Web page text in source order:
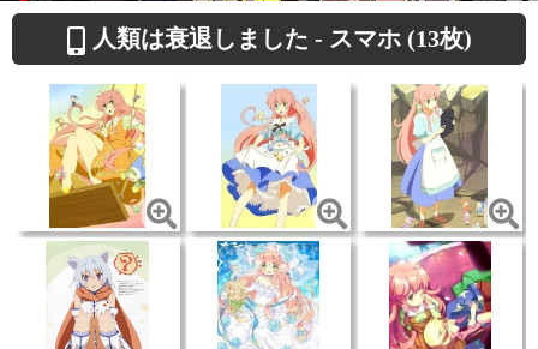
人類は衰退しました - スマホ (13枚)